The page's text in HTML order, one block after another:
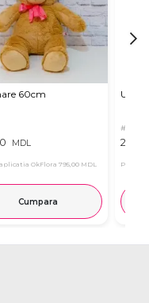
60cm
MDL
OkFlora 795,00 MDL
Cumpara
Urs
#4939
Pret in